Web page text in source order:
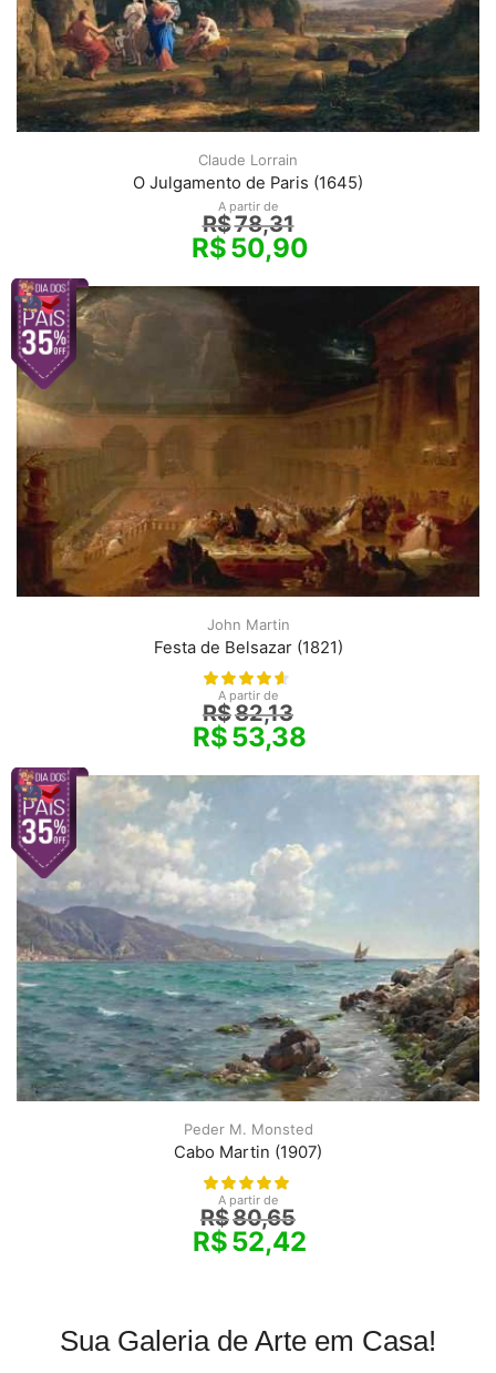
Claude Lorrain
O Julgamento de Paris (1645)
A partir de
R$78,31
R$50,90
John Martin
Festa de Belsazar (1821)
A partir de
R$82,13
R$53,38
Peder M. Monsted
Cabo Martin (1907)
A partir de
R$80,65
R$52,42
Sua Galeria de Arte em Casa!